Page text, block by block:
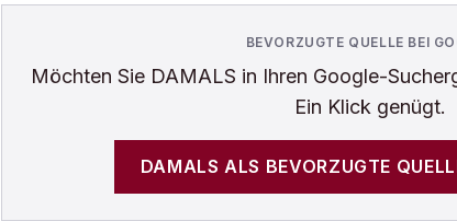
BEVORZUGTE QUELLE BEI
Möchten Sie DAMALS in Ihren Google-
Ein Klick genügt.
DAMALS ALS BEVORZUGTE